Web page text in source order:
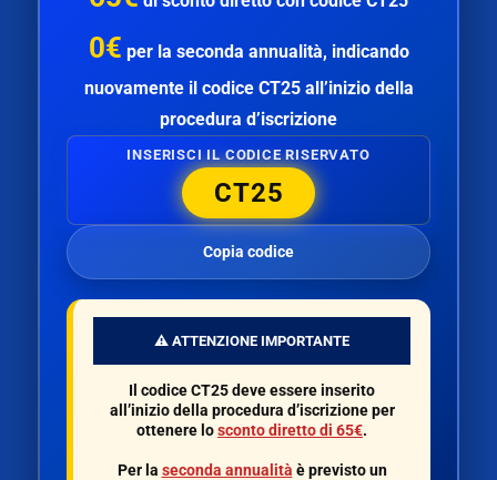
0€ per la seconda annualità, indicando
nuovamente il codice CT25all’inizio della
procedura d’iscrizione
INSERISCI IL CODICE RISERVATO
CT25
Copia codice
⚠️ ATTENZIONE IMPORTANTE
Il codiceCT25deve essere inserito
all’inizio della procedura d’iscrizione per
ottenere losconto diretto di 65€.
Per la seconda annualità è previsto un